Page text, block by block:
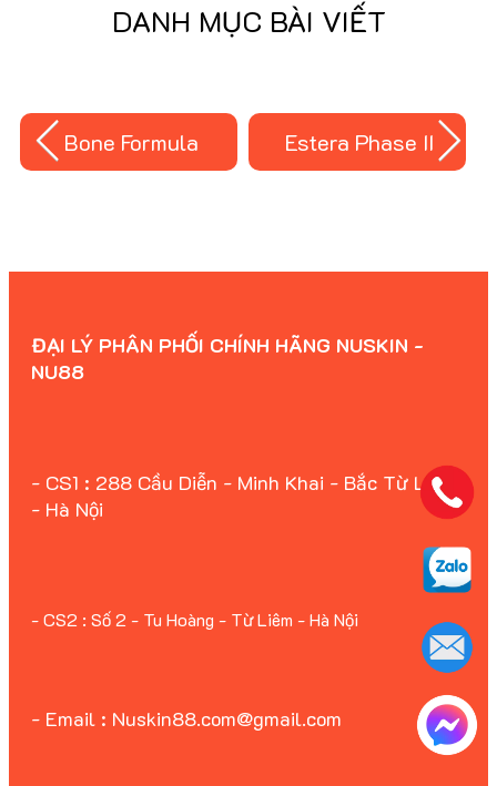
sức khỏe. Giá ưu đãi tại
Nu88!
DANH MỤC BÀI VIẾT
Bone Formula Estera Phase II
ĐẠI LÝ PHÂN PHỐI CHÍNH HÃNG NUSKIN -
NU88
- CS1 : 288 Cầu Diễn - Minh Khai - Bắc Từ Liêm
- Hà Nội
- Email : Nuskin88.com@gmail.com
- CS2 : Số 2 - Tu Hoàng - Từ Liêm - Hà Nội